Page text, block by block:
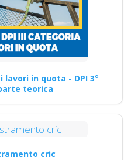
in quota - DPI 3°
teorica
cric